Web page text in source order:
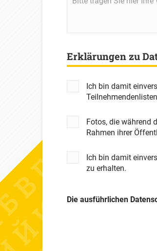
Erklärungen zu
Ich bin damit
Fotos, die während
Rahmen ihrer
Ich bin damit
zu erhalten.
Die ausführlichen